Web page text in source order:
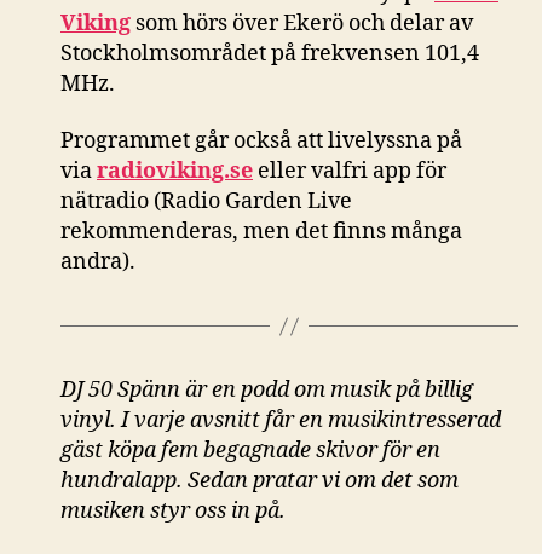
Viking som hörs över Ekerö och delar av
Stockholmsområdet på frekvensen 101,4
MHz.
Programmet går också att livelyssna på
viaradioviking.se eller valfri app för
nätradio (Radio Garden Live
rekommenderas, men det finns många
andra).
DJ 50 Spänn är en podd om musik på billig
vinyl. I varje avsnitt får en musikintresserad
gäst köpa fem begagnade skivor för en
hundralapp. Sedan pratar vi om det som
musiken styr oss in på.